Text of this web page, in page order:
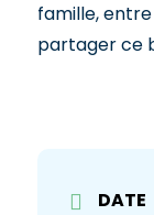
famille,
partager ce
DATE